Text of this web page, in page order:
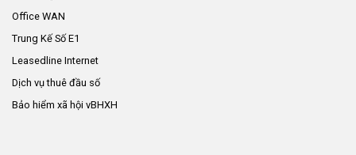
Office WAN
Trung Kế Số E1
Leasedline Internet
Dịch vụ thuê đầu số
Bảo hiểm xã hội vBHXH